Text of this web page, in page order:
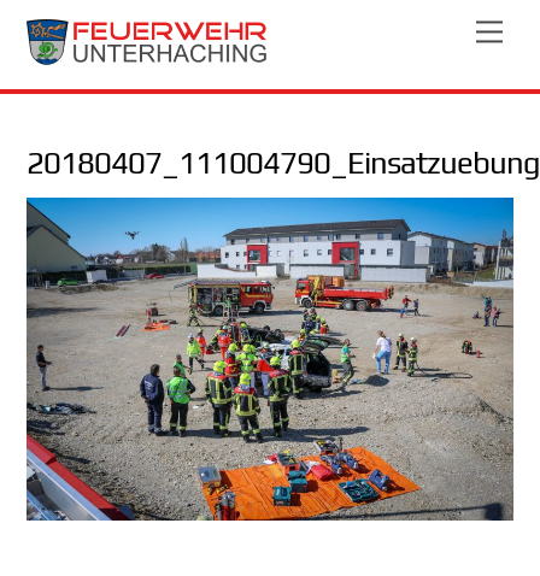
Skip
20180407_111004790_Einsatzuebung